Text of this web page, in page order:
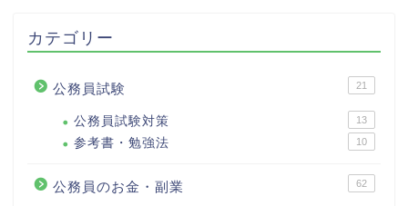
カテゴリー
公務員試験 21
公務員試験対策 13
参考書・勉強法 10
公務員のお金・副業 62